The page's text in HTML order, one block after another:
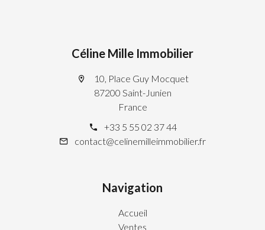
Céline Mille Immobilier
10, Place Guy Mocquet
87200 Saint-Junien
France
+33 5 55 02 37 44
contact@celinemilleimmobilier.fr
Navigation
Accueil
Ventes